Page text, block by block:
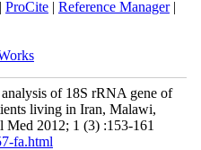
|ProCite|Reference Manager
analysis of 18S rRNA gene of
living in Iran, Malawi,
Med 2012; 1 (3) :153-161
fa.html